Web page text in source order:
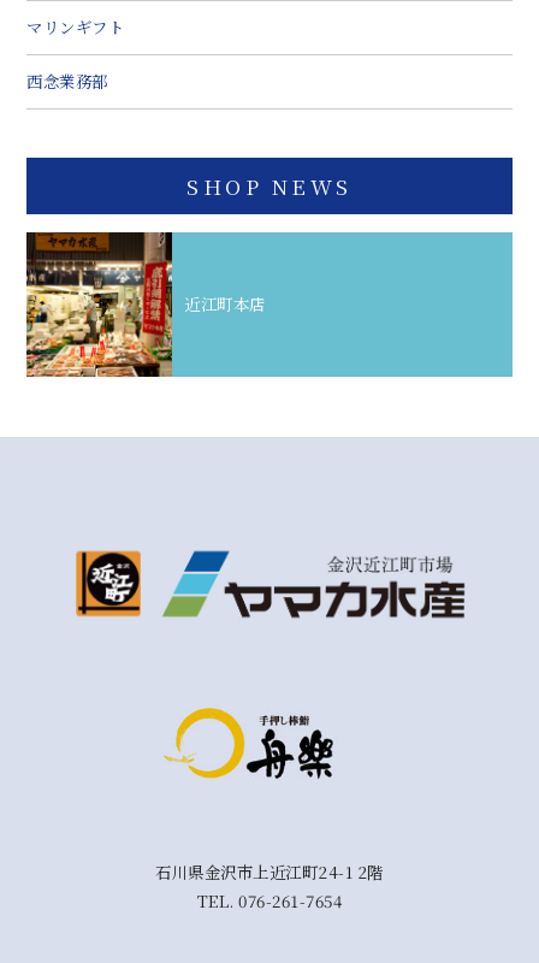
マリンギフト
西念業務部
SHOP NEWS
近江町本店
石川県金沢市上近江町24-1 2階
TEL.076-261-7654